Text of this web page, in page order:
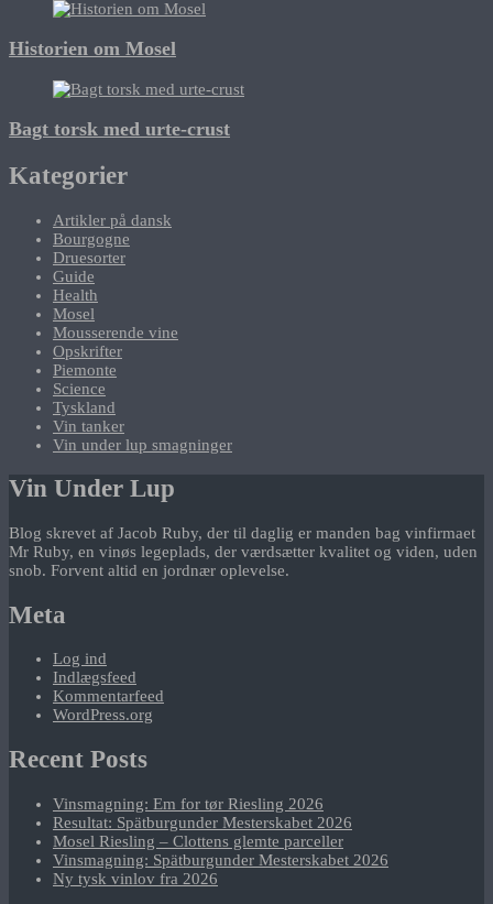
Historien om Mosel
Bagt torsk med urte-crust
Kategorier
Artikler på dansk
Bourgogne
Druesorter
Guide
Health
Mosel
Mousserende vine
Opskrifter
Piemonte
Science
Tyskland
Vin tanker
Vin under lup smagninger
Vin Under Lup
Blog skrevet af Jacob Ruby, der til daglig er manden bag vinfirmaet
Mr Ruby, en vinøs legeplads, der værdsætter kvalitet og viden, uden
snob. Forvent altid en jordnær oplevelse.
Meta
Log ind
Indlægsfeed
Kommentarfeed
WordPress.org
Recent Posts
Vinsmagning: Em for tør Riesling 2026
Resultat: Spätburgunder Mesterskabet 2026
Mosel Riesling – Clottens glemte parceller
Vinsmagning: Spätburgunder Mesterskabet 2026
Ny tysk vinlov fra 2026